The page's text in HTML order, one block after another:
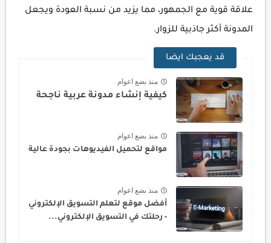
علاقة قوية مع الجمهور، مما يزيد من نسبة العودة ويجعل
المدونة أكثر جاذبية للزوار.
قد يعجبك ايضا
منذ بضع اعوام
كيفية إنشاء مدونة عربية ناجحة
منذ بضع اعوام
مواقع لتحميل الفيديوهات بجودة عالية
منذ بضع اعوام
أفضل موقع لتعلم التسويق الإلكتروني
- رحلتك في التسويق الإلكتروني...